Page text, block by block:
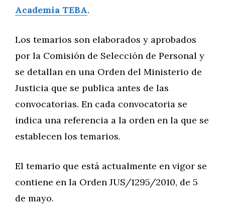
Academia TEBA.
Los temarios son elaborados y aprobados
por la Comisión de Selección de Personal y
se detallan en una Orden del Ministerio de
Justicia que se publica antes de las
convocatorias. En cada convocatoria se
indica una referencia a la orden en la que se
establecen los temarios.
El temario que está actualmente en vigor se
contiene en la Orden JUS/1295/2010, de 5
de mayo.